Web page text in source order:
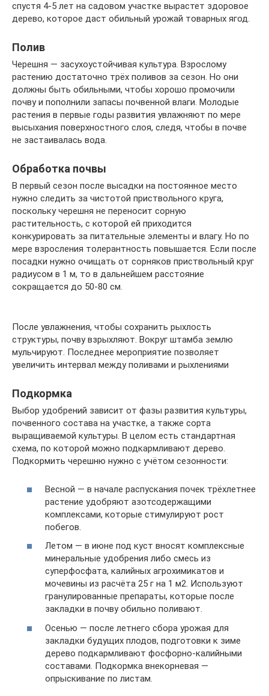
спустя 4-5 лет на садовом участке вырастет здоровое
дерево, которое даст обильный урожай товарных ягод.
Полив
Черешня — засухоустойчивая культура. Взрослому
растению достаточно трёх поливов за сезон. Но они
должны быть обильными, чтобы хорошо промочили
почву и пополнили запасы почвенной влаги. Молодые
растения в первые годы развития увлажняют по мере
высыхания поверхностного слоя, следя, чтобы в почве
не застаивалась вода.
Обработка почвы
В первый сезон после высадки на постоянное место
нужно следить за чистотой приствольного круга,
поскольку черешня не переносит сорную
растительность, с которой ей приходится
конкурировать за питательные элементы и влагу. Но по
мере взросления толерантность повышается. Если после
посадки нужно очищать от сорняков приствольный круг
радиусом в 1 м, то в дальнейшем расстояние
сокращается до 50-80 см.
После увлажнения, чтобы сохранить рыхлость
структуры, почву взрыхляют. Вокруг штамба землю
мульчируют. Последнее мероприятие позволяет
увеличить интервал между поливами и рыхлениями
Подкормка
Выбор удобрений зависит от фазы развития культуры,
почвенного состава на участке, а также сорта
выращиваемой культуры. В целом есть стандартная
схема, по которой можно подкармливают дерево.
Подкормить черешню нужно с учётом сезонности:
Весной — в начале распускания почек трёхлетнее
растение удобряют азотсодержащими
комплексами, которые стимулируют рост
побегов.
Летом — в июне под куст вносят комплексные
минеральные удобрения либо смесь из
суперфосфата, калийных агрохимикатов и
мочевины из расчёта 25 г на 1 м2. Используют
гранулированные препараты, которые после
закладки в почву обильно поливают.
Осенью — после летнего сбора урожая для
закладки будущих плодов, подготовки к зиме
дерево подкармливают фосфорно-калийными
составами. Подкормка внекорневая —
опрыскивание по листам.